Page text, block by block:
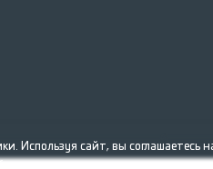
Используя сайт, вы соглашаетесь
персональных данных вы можете